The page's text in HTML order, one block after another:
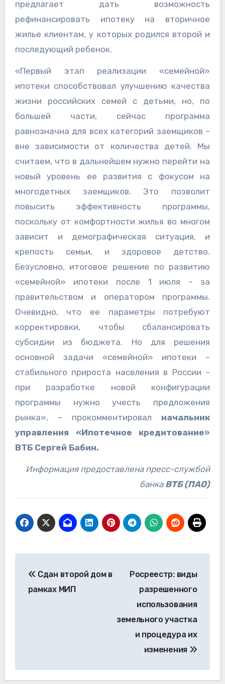
предлагает дать возможность
рефинансировать ипотеку на вторичное
жилье клиентам, у которых родился второй и
последующий ребенок.
«Первый этап реализации «семейной»
ипотеки способствовал улучшению качества
жизни российских семей с детьми, но, по
большей части, сейчас программа
равнозначна для всех категорий заемщиков –
вне зависимости от количества детей. Мы
считаем, что в дальнейшем нужно перейти на
новый уровень ее развития с фокусом на
многодетных заемщиков. Это позволит
повысить эффективность программы,
поскольку от комфортности жилья во многом
зависит и демографическая ситуация, и
крепость семьи, и здоровое детство.
Безусловно, итоговое решение по развитию
«семейной» ипотеки после 1 июля – за
правительством и оператором программы.
Очевидно, что ее параметры потребуют
корректировки, чтобы сбалансировать
субсидии из бюджета. Но для решения
основной задачи «семейной» ипотеки –
стабильного прироста населения в России –
при разработке новой конфигурации
программы нужно учесть предложения
рынка», – прокомментировал начальник
управления «Ипотечное кредитование»
ВТБ Сергей Бабин.
Информация предоставлена пресс-службой
банка ВТБ (ПАО)
по
Сдан второй дом в
рамках МИП
Росреестр: виды
разрешенного
использования
земельного участка
и процедура их
изменения